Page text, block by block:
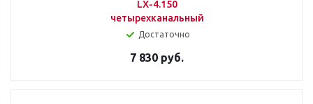
LX-4.150
четырехканальный
Достаточно
7 830 руб.